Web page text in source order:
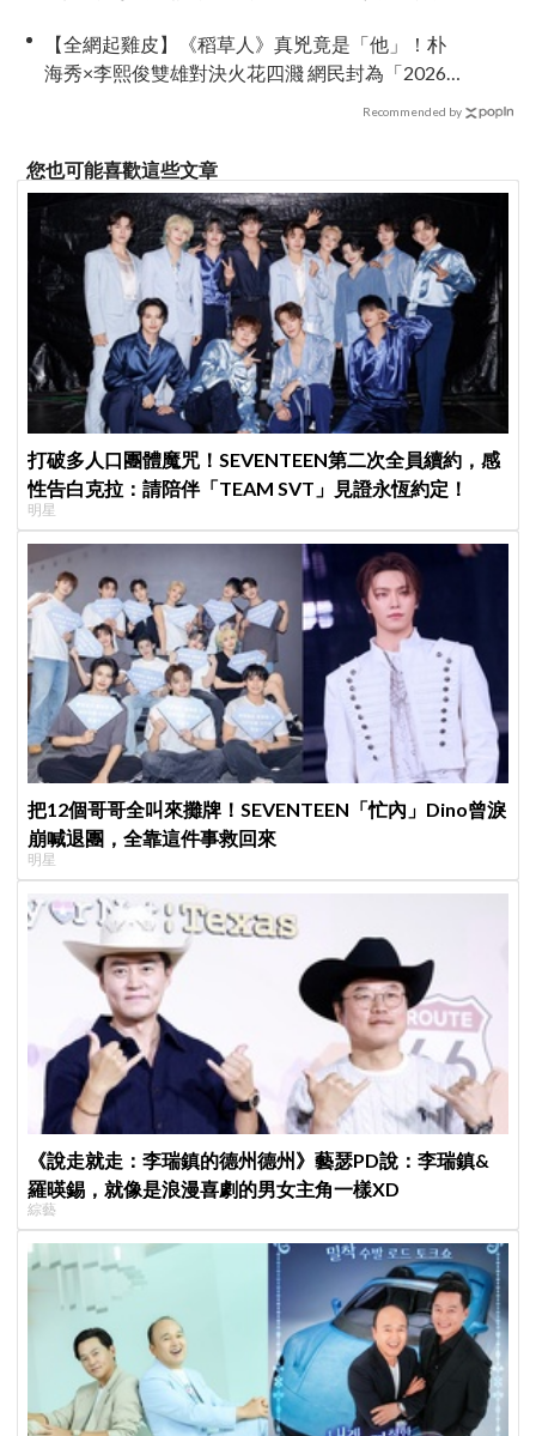
【全網起雞皮】《稻草人》真兇竟是「他」！朴
海秀×李熙俊雙雄對決火花四濺 網民封為「2026
Recommended by
您也可能喜歡這些文章
打破多人口團體魔咒！SEVENTEEN第二次全員續約，感
性告白克拉：請陪伴「TEAM SVT」見證永恆約定！
明星
把12個哥哥全叫來攤牌！SEVENTEEN「忙內」Dino曾淚
崩喊退團，全靠這件事救回來
明星
《說走就走：李瑞鎮的德州德州》藝瑟PD說：李瑞鎮&
羅暎錫，就像是浪漫喜劇的男女主角一樣XD
綜藝